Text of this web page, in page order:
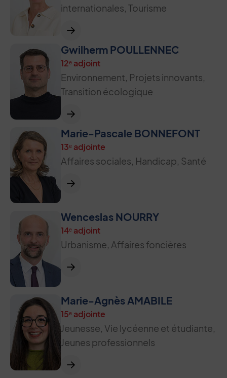
internationales, Tourisme
Gwilherm POULLENNEC
12ᵉ adjoint
Environnement, Projets innovants,
Transition écologique
Marie-Pascale BONNEFONT
13ᵉ adjointe
Affaires sociales, Handicap, Santé
Wenceslas NOURRY
14ᵉ adjoint
Urbanisme, Affaires foncières
Marie-Agnès AMABILE
15ᵉ adjointe
Jeunesse, Vie lycéenne et étudiante,
Jeunes professionnels